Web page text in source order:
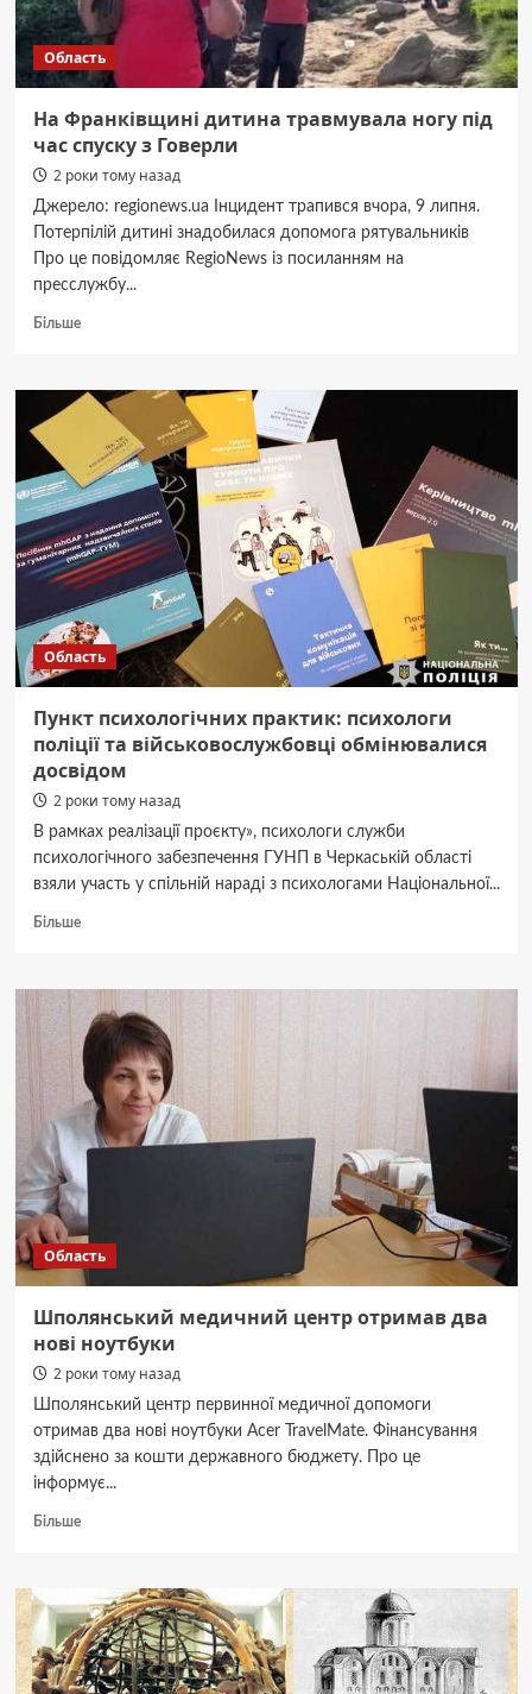
Як
це
зробити
компенсації
погоджують
Область
На Франківщині дитина травмувала ногу під
час спуску з Говерли
2 роки тому назад
Джерело: regionews.ua Інцидент трапився вчора, 9 липня.
Потерпілій дитині знадобилася допомога рятувальників
Про це повідомляє RegioNews із посиланням на
пресслужбу...
БільшеДокладніше
Франківщині
дитина
травмувала
ногу
під
час
спуску
з
Говерли
Область
Пункт психологічних практик: психологи
поліції та військовослужбовці обмінювалися
досвідом
2 роки тому назад
В рамках реалізації проєкту», психологи служби
психологічного забезпечення ГУНП в Черкаській області
взяли участь у спільній нараді з психологами Національної...
БільшеДокладніше
психологічних
практик:
психологи
поліції
та
військовослужбовці
обмінювалися
досвідом
Область
Шполянський медичний центр отримав два
нові ноутбуки
2 роки тому назад
Шполянський центр первинної медичної допомоги
отримав два нові ноутбуки Acer TravelMate. Фінансування
здійснено за кошти державного бюджету. Про це
інформує...
БільшеДокладніше
медичний
центр
отримав
два
нові